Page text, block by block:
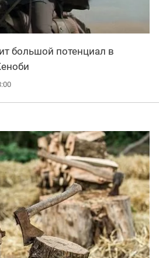
большой потенциал в